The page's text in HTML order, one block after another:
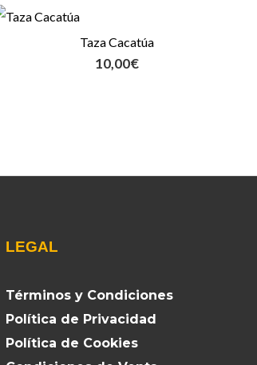
Taza Cacatúa
10,00€
LEGAL
Términos y Condiciones
Política de Privacidad
Política de Cookies